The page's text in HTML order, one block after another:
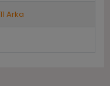
Arka